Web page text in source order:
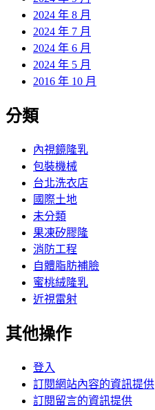
2024 年 8 月
2024 年 7 月
2024 年 6 月
2024 年 5 月
2016 年 10 月
分類
內視鏡隆乳
包裝機械
台北洗衣店
國際土地
未分類
果凍矽膠隆
消防工程
自體脂肪補臉
蜜桃絨隆乳
近視雷射
其他操作
登入
訂閱網站內容的資訊提供
訂閱留言的資訊提供